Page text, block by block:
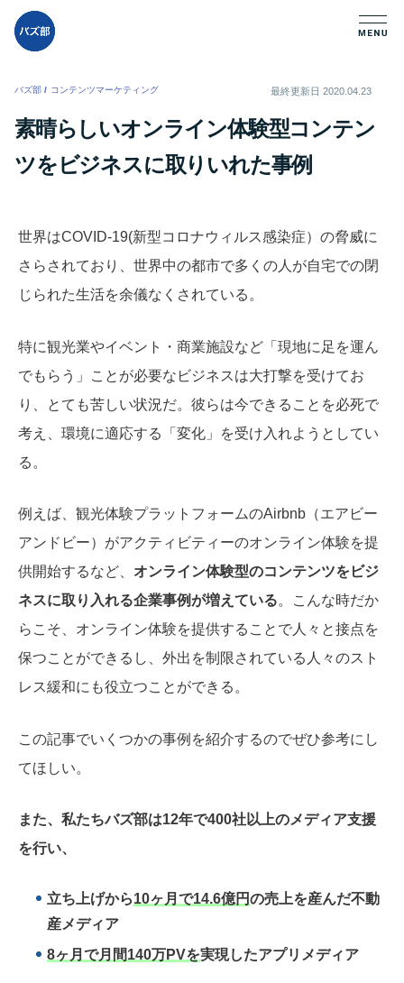
バズ部 / コンテンツマーケティング 最終更新日 2020.04.23
素晴らしいオンライン体験型コンテン
ツをビジネスに取りいれた事例
世界はCOVID-19(新型コロナウィルス感染症）の脅威に
さらされており、世界中の都市で多くの人が自宅での閉
じられた生活を余儀なくされている。
特に観光業やイベント・商業施設など「現地に足を運ん
でもらう」ことが必要なビジネスは大打撃を受けてお
り、とても苦しい状況だ。彼らは今できることを必死で
考え、環境に適応する「変化」を受け入れようとしてい
る。
例えば、観光体験プラットフォームのAirbnb（エアビー
アンドビー）がアクティビティーのオンライン体験を提
供開始するなど、 オンライン体験型のコンテンツをビジ
ネスに取り入れる企業事例が増えている。こんな時だか
らこそ、オンライン体験を提供することで人々と接点を
保つことができるし、外出を制限されている人々のスト
レス緩和にも役立つことができる。
この記事でいくつかの事例を紹介するのでぜひ参考にし
てほしい。
また、私たちバズ部は12年で400社以上のメディア支援
を行い、
立ち上げから10ヶ月で14.6億円の売上を産んだ不動
産メディア
8ヶ月で月間140万PVを実現したアプリメディア